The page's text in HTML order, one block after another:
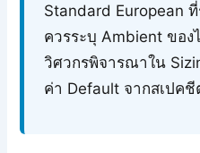
Standard European
ควรระบุ Ambient ของ
วิศวกรพิจารณาใน
ค่า Default จากสเปคชี